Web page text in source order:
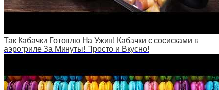
Так Кабачки Готовлю На Ужин! Кабачки с сосисками в
аэрогриле За Минуты! Просто и Вкусно!